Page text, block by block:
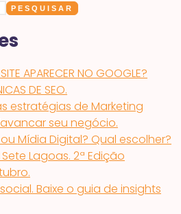
PESQUISAR
APARECER NO GOOGLE?
DE SEO.
estratégias de Marketing
seu negócio.
Mídia Digital? Qual escolher?
Lagoas. 2ª Edição
Baixe o guia de insights